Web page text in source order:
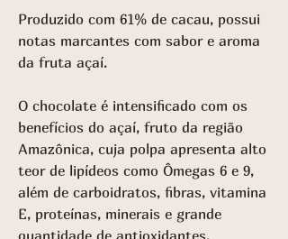
Produzido com 61% de cacau, possui
notas marcantes com sabor e aroma
da fruta açaí.
O chocolate é intensificado com os
benefícios do açaí, fruto da região
Amazônica, cuja polpa apresenta alto
teor de lipídeos como Ômegas 6 e 9,
além de carboidratos, fibras, vitamina
E, proteínas, minerais e grande
quantidade de antioxidantes.